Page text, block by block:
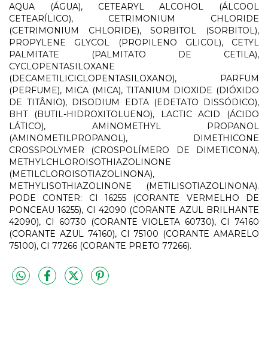
AQUA (ÁGUA), CETEARYL ALCOHOL (ÁLCOOL
CETEARÍLICO), CETRIMONIUM CHLORIDE
(CETRIMONIUM CHLORIDE), SORBITOL (SORBITOL),
PROPYLENE GLYCOL (PROPILENO GLICOL), CETYL
PALMITATE (PALMITATO DE CETILA),
CYCLOPENTASILOXANE
(DECAMETILICICLOPENTASILOXANO), PARFUM
(PERFUME), MICA (MICA), TITANIUM DIOXIDE (DIÓXIDO
DE TITÂNIO), DISODIUM EDTA (EDETATO DISSÓDICO),
BHT (BUTIL-HIDROXITOLUENO), LACTIC ACID (ÁCIDO
LÁTICO), AMINOMETHYL PROPANOL
(AMINOMETILPROPANOL), DIMETHICONE
CROSSPOLYMER (CROSPOLÍMERO DE DIMETICONA),
METHYLCHLOROISOTHIAZOLINONE
(METILCLOROISOTIAZOLINONA),
METHYLISOTHIAZOLINONE (METILISOTIAZOLINONA).
PODE CONTER: CI 16255 (CORANTE VERMELHO DE
PONCEAU 16255), CI 42090 (CORANTE AZUL BRILHANTE
42090), CI 60730 (CORANTE VIOLETA 60730), CI 74160
(CORANTE AZUL 74160), CI 75100 (CORANTE AMARELO
75100), CI 77266 (CORANTE PRETO 77266).